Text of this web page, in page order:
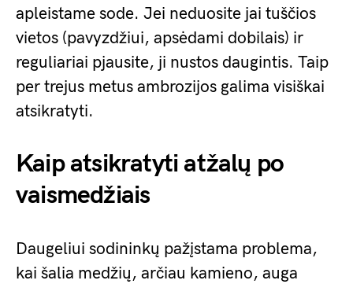
apleistame sode. Jei neduosite jai tuščios
vietos (pavyzdžiui, apsėdami dobilais) ir
reguliariai pjausite, ji nustos daugintis. Taip
per trejus metus ambrozijos galima visiškai
atsikratyti.
Kaip atsikratyti atžalų po
vaismedžiais
Daugeliui sodininkų pažįstama problema,
kai šalia medžių, arčiau kamieno, auga